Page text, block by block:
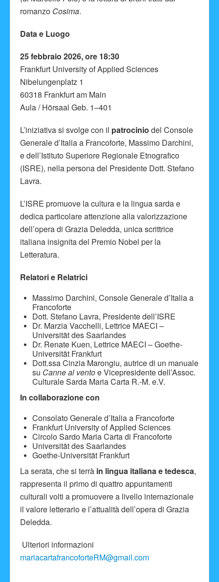
romanzo Cosima.
Data e Luogo
25 febbraio 2026, ore 18:30
Frankfurt University of Applied Sciences
Nibelungenplatz 1
60318 Frankfurt am Main
Aula / Hörsaal Geb. 1–401
L’iniziativa si svolge con il patrocinio del Console
Generale d’Italia a Francoforte, Massimo Darchini,
e dell’Istituto Superiore Regionale Etnografico
(ISRE), nella persona del Presidente Dott. Stefano
Lavra.
L’ISRE promuove la cultura e la lingua sarda e
dedica particolare attenzione alla valorizzazione
dell’opera di Grazia Deledda, unica scrittrice
italiana insignita del Premio Nobel per la
Letteratura.
Relatori e Relatrici
Massimo Darchini, Console Generale d’Italia a
Francoforte
Dott. Stefano Lavra, Presidente dell’ISRE
Dr. Marzia Vacchelli, Lettrice MAECI –
Universität des Saarlandes
Dr. Renate Kuen, Lettrice MAECI – Goethe-
Universität Frankfurt
Dott.ssa Cinzia Marongiu, autrice di un manuale
su Canne al ventoe Vicepresidente dell’Assoc.
Culturale Sarda Maria Carta R.-M. e.V.
In collaborazione con
Consolato Generale d’Italia a Francoforte
Frankfurt University of Applied Sciences
Circolo Sardo Maria Carta di Francoforte
Universität des Saarlandes
Goethe-Universität Frankfurt
La serata, che si terrà in lingua italiana e tedesca,
rappresenta il primo di quattro appuntamenti
culturali volti a promuovere a livello internazionale
il valore letterario e l’attualità dell’opera di Grazia
Deledda.
Ulteriori informazioni
mariacartafrancoforteRM@gmail.com